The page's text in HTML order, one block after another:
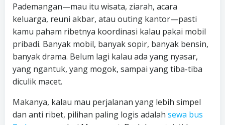
Pademangan—mau itu wisata, ziarah, acara
keluarga, reuni akbar, atau outing kantor—pasti
kamu paham ribetnya koordinasi kalau pakai mobil
pribadi. Banyak mobil, banyak sopir, banyak bensin,
banyak drama. Belum lagi kalau ada yang nyasar,
yang ngantuk, yang mogok, sampai yang tiba-tiba
diculik macet.
Makanya, kalau mau perjalanan yang lebih simpel
dan anti ribet, pilihan paling logis adalah sewa bus